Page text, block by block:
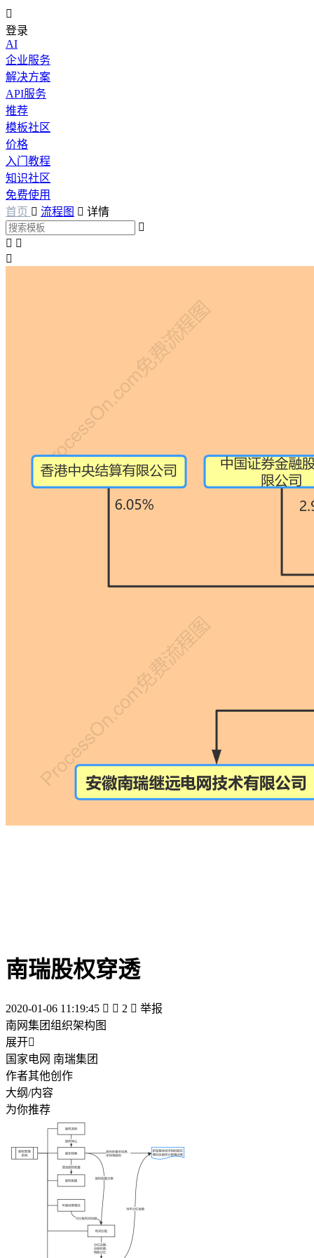

登录
AI
企业服务
解决方案
API服务
推荐
模板社区
价格
入门教程
知识社区
免费使用
首页  流程图  详情

 

南瑞股权穿透
2020-01-06 11:19:45   2  举报
南网集团组织架构图
展开
国家电网 南瑞集团
作者其他创作
大纲/内容
为你推荐